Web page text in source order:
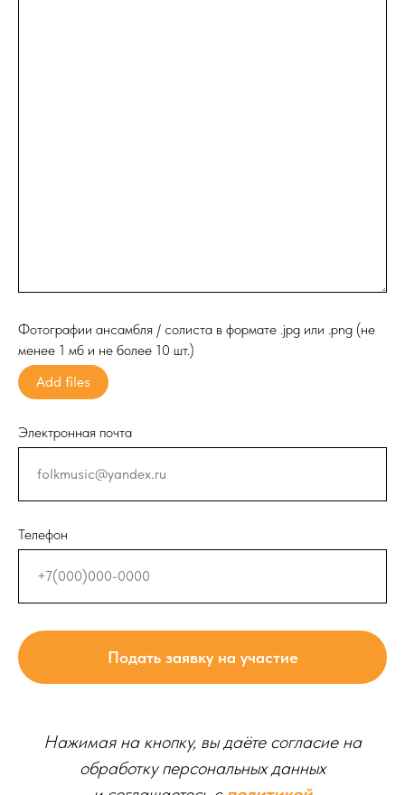
Фотографии ансамбля / солиста в формате .jpg или .png (не
менее 1 мб и не более 10 шт.)
Add files
Электронная почта
Телефон
Подать заявку на участие
Нажимая на кнопку, вы даёте согласие на
обработку персональных данных